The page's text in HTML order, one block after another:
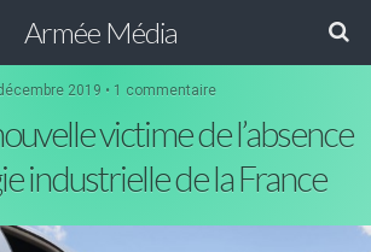
Armée Média
2019 • 1 commentaire
victime de l’absence
industrielle de la France